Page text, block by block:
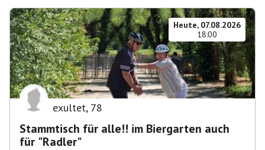
Heute, 07.08.2026
18:00
exultet, 78
Stammtisch für alle!! im Biergarten auch
für "Radler"